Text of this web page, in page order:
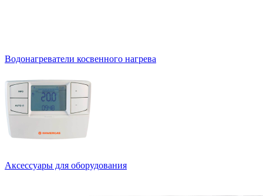
Водонагреватели косвенного нагрева
Аксессуары для оборудования